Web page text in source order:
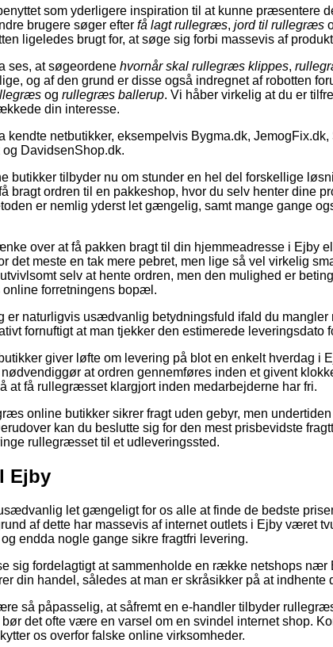
som yderligere inspiration til at kunne præsentere
brugere søger efter få lagt rullegræs, jord til rullegræs
ligeledes brugt for, at søge sig forbi massevis af
ses, at søgeordene hvornår skal rullegræs klippes,
og af den grund er disse også indregnet af robotten
og rullegræs ballerup. Vi håber virkelig at du er
din interesse.
netbutikker, eksempelvis Bygma.dk,
DavidsenShop.dk.
butikker tilbyder nu om stunder en hel del forskellige
bragt ordren til en pakkeshop, hvor du selv henter dine
er nemlig yderst let gængelig, samt mange gange
over at få pakken bragt til din hjemmeadresse i Ejby
det meste en tak mere pebret, men lige så vel virkelig
selv at hente ordren, men den mulighed er
forretningens bopæl.
er naturligvis usædvanlig betydningsfuld ifald du
fornuftigt at man tjekker den estimerede
giver løfte om levering på blot en enkelt hverdag i
at ordren gennemføres inden et givent
at få rullegræsset klargjort inden medarbejderne har fri.
online butikker sikrer fragt uden gebyr, men
kan du beslutte sig for den mest prisbevidste
rullegræsset til et udleveringssted.
Ejby
let gængeligt for os alle at finde de bedste
af dette har massevis af internet outlets i Ejby været
endda nogle gange sikre fragtfri levering.
sig fordelagtigt at sammenholde en række netshops
din handel, således at man er skråsikker på at indhente
så påpasselig, at såfremt en e-handler tilbyder
bør det ofte være en varsel om en svindel internet shop.
os overfor falske online virksomheder.